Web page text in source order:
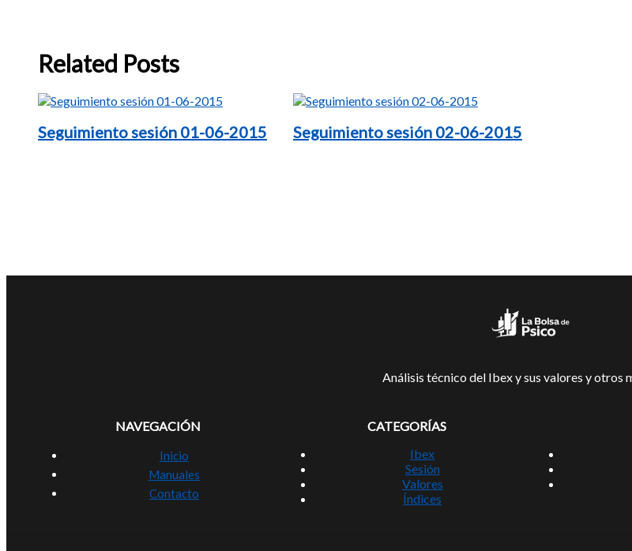
Related Posts
Seguimiento sesión 01-06-2015 Seguimiento sesión 02-06-2015
Análisis técnico del Ibex y sus valores y otros
NAVEGACIÓN
Inicio
Manuales
Contacto
CATEGORÍAS
Ibex
Sesión
Valores
Índices